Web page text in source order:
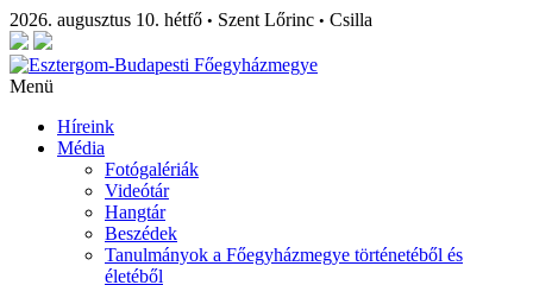
2026. augusztus 10. hétfő • Szent Lőrinc • Csilla
Menü
Híreink
Média
Fotógalériák
Videótár
Hangtár
Beszédek
Tanulmányok a Főegyházmegye történetéből és
életéből